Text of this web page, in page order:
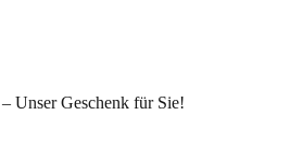
Unser Geschenk für Sie!